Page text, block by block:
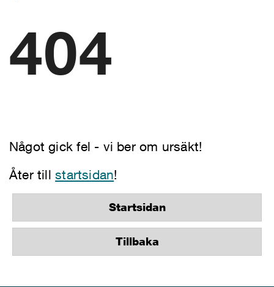
404
Något gick fel - vi ber om ursäkt!
Åter tillstartsidan!
Startsidan
Tillbaka